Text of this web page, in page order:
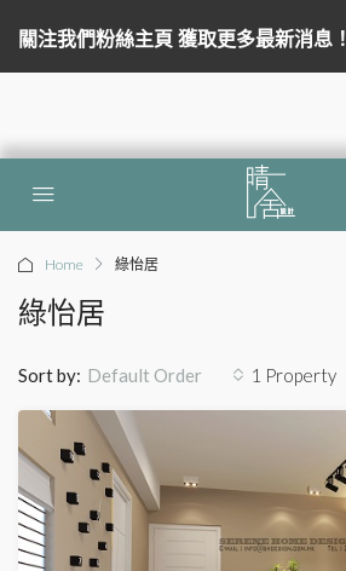
Home 綠怡居
綠怡居
1 Property
Sort by: Default Order
關注我們粉絲主頁 獲取更多最新消息！